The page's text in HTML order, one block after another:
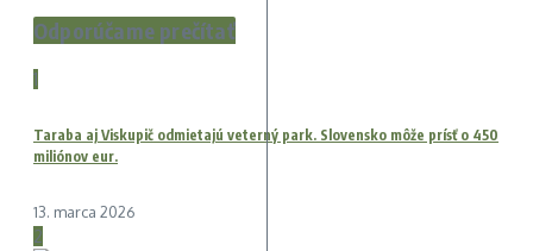
Odporúčame prečítať
1
Taraba aj Viskupič odmietajú veterný park. Slovensko môže prísť o 450
miliónov eur.
13. marca 2026
2